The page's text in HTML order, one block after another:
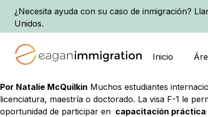
¿Necesita ayuda con su caso de inmigración?
Unidos.
Inicio
Por Natalie McQuilkin Muchos estudiantes
licenciatura, maestría o doctorado. La visa F-1 le
oportunidad de participar en capacitación